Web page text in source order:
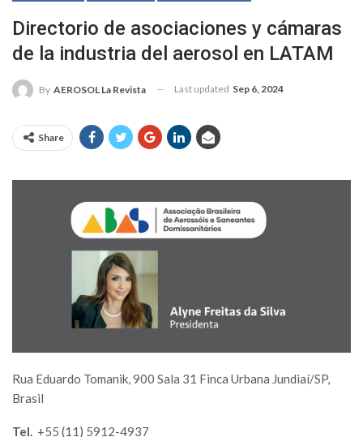
Directorio de asociaciones y cámaras
de la industria del aerosol en LATAM
By AEROSOL La Revista Last updated Sep 6, 2024
Share
Rua Eduardo Tomanik, 900 Sala 31 Finca Urbana Jundiaí/SP,
Brasil
Tel. +55 (11) 5912-4937